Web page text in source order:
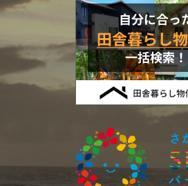
2021年02月 (3)
2021年01月 (4)
2020年11月 (4)